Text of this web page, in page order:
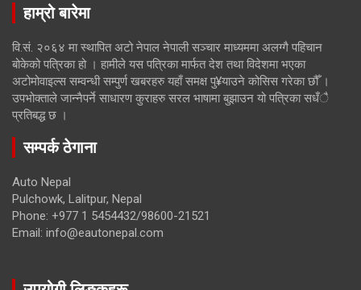
हाम्रो बारेमा
वि.सं. २०६४ मा स्थापित अटो नेपाल नेपाली सञ्चार माध्यममा अलग्गै पहिचान
बोकेको पत्रिका हो । हामीले यस पत्रिका मार्फत देश तथा विदेशमा भएका
अटोमोवाइल्स सम्वन्धी सम्पुर्ण खबरहरु यहाँ समक्ष पु¥याउने कोसिस गरेका छौँ ।
उपभोक्ताले जान्नैपर्ने साधारण कुराहरु सरल भाषामा बुझाउन यो पत्रिका सधँै
प्रतिबद्ध छ ।
सम्पर्क ठेगाना
Auto Nepal
Pulchowk, Lalitpur, Nepal
Phone: +977 1 5454432/98600-21521
Email: info@eautonepal.com